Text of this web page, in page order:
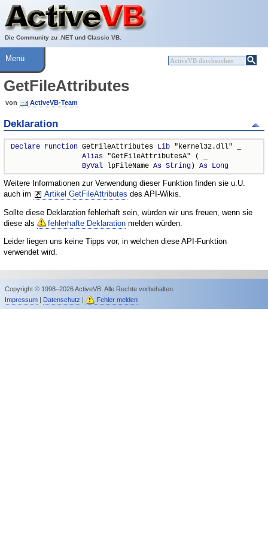
Die Community zu .NET und Classic VB.
Über ActiveVB
Hilfe
Menü
GetFileAttributes
von ActiveVB-Team
Deklaration
Declare Function GetFileAttributes Lib "kernel32.dll" _
Alias "GetFileAttributesA" ( _
ByVal lpFileName As String) As Long
Weitere Informationen zur Verwendung dieser Funktion finden sie u.U.
auch im
Artikel GetFileAttributes des API-Wikis.
Sollte diese Deklaration fehlerhaft sein, würden wir uns freuen, wenn sie
diese als
fehlerhafte Deklaration melden würden.
Leider liegen uns keine Tipps vor, in welchen diese API-Funktion
verwendet wird.
Copyright © 1998–2026 ActiveVB. Alle Rechte vorbehalten.
Impressum| Datenschutz | Fehler melden